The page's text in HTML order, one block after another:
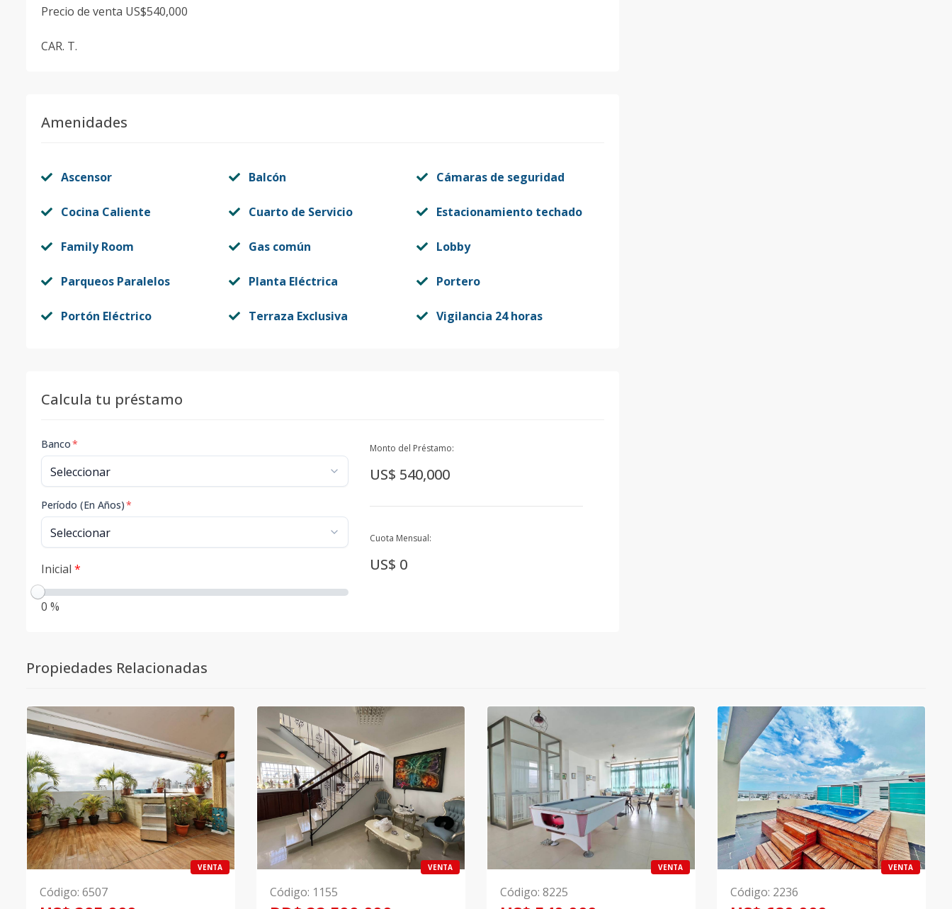
Precio de venta US$540,000
CAR. T.
Amenidades
Ascensor Balcón Cámaras de seguridad
Cocina Caliente Cuarto de Servicio Estacionamiento techado
Family Room Gas común Lobby
Parqueos Paralelos Planta Eléctrica Portero
Portón Eléctrico Terraza Exclusiva Vigilancia 24 horas
Calcula tu préstamo
Banco*
Período (En Años)*
Inicial *
0 %
Monto del Préstamo:
US$ 540,000
Cuota Mensual:
US$ 0
Propiedades Relacionadas
VENTA
Código: 6507
VENTA
Código: 1155
VENTA
Código: 8225
VENTA
Código: 2236